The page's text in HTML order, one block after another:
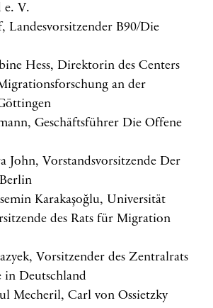
e. V.
Landesvorsitzender B90/Die
Hess, Direktorin des Centers
an der
Geschäftsführer Die Offene
John, Vorstandsvorsitzende Der
Karakaşoğlu, Universität
des Rats für Migration
Vorsitzender des Zentralrats
in Deutschland
Mecheril, Carl von Ossietzky